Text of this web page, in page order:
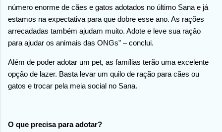
número enorme de cães e gatos adotados no último Sana e já
estamos na expectativa para que dobre esse ano. As rações
arrecadadas também ajudam muito. Adote e leve sua ração
para ajudar os animais das ONGs” – conclui.
Além de poder adotar um pet, as famílias terão uma excelente
opção de lazer. Basta levar um quilo de ração para cães ou
gatos e trocar pela meia social no Sana.
O que precisa para adotar?